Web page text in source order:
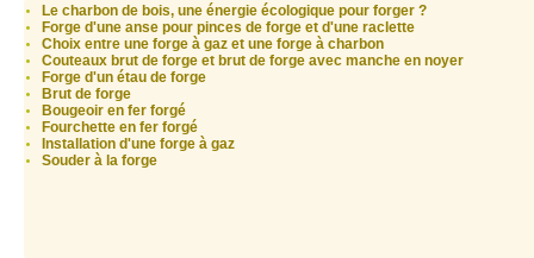
Le charbon de bois, une énergie écologique pour forger ?
Forge d'une anse pour pinces de forge et d'une raclette
Choix entre une forge à gaz et une forge à charbon
Couteaux brut de forge et brut de forge avec manche en noyer
Forge d'un étau de forge
Brut de forge
Bougeoir en fer forgé
Fourchette en fer forgé
Installation d'une forge à gaz
Souder à la forge